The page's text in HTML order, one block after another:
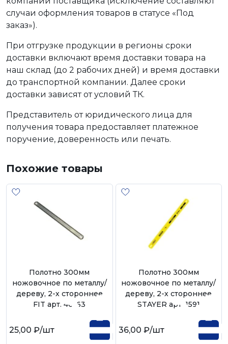
случаи оформления товаров в статусе «Под
заказ»).
При отгрузке продукции в регионы сроки
доставки включают время доставки товара на
наш склад (до 2 рабочих дней) и время доставки
до транспортной компании. Далее сроки
доставки зависят от условий ТК.
Представитель от юридического лица для
получения товара предоставляет платежное
поручение, доверенность или печать.
Похожие товары
Полотно 300мм
ножовочное по металлу/
дереву, 2-х стороннее
FIT арт. 40163
25,00 ₽/шт
Полотно 300мм
ножовочное по металлу/
дереву, 2-х стороннее
STAYER арт. 1591
36,00 ₽/шт